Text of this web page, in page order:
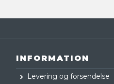
INFORMATION
Levering og forsendelse